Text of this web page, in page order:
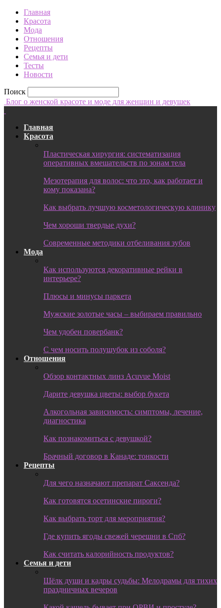
Главная
Красота
Мода
Отношения
Рецепты
Семья и дети
Тесты
Новости
Поиск
Блог о женской красоте и моде для женщин и девушек
Главная
Красота
Пластическая хирургия: систематизация
оперативных вмешательств по зонам тела
Мезотерапия для волос: что это, как работает и
кому показана?
Как выбрать лучшую косметологическую клинику
Чем хороши твердые духи?
Современные методики отбеливания зубов
Мода
Как используются декоративные рейки в
интерьере?
Плюсы и минусы паркета
Мужские золотые часы – выбираем правильно
Чем удобен повербанк?
С чем носить полушубок из соболя?
Отношения
Обзор контактных линз Acuvue Moist
Дарите девушка цветы: выбор букета
Алкогольная зависимость: симптомы, лечение,
диагностика
Как познакомиться с девушкой?
Брачный договор в Канаде: тонкости
Рецепты
Для чего назначают препарат Саксенда?
Как готовятся осетинские пироги?
Как выбрать торт для мероприятия?
Где купить ягоды свежей черешни в Спб?
Как считать калорийность продуктов?
Семья и дети
Шёлк души и кадры судьбы: Мелодрамы для тихих
праздничных вечеров